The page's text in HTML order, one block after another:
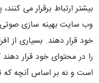
بیشتر ارتباط برقرار می
خود قرار دهند. بسیاری از
را در محتوای خود قرار
است و نه بر اساس آنچه که